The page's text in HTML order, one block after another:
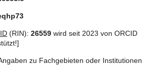
(RIN): 26559 wird seit 2023 von ORCID
zu Fachgebieten oder Institutionen